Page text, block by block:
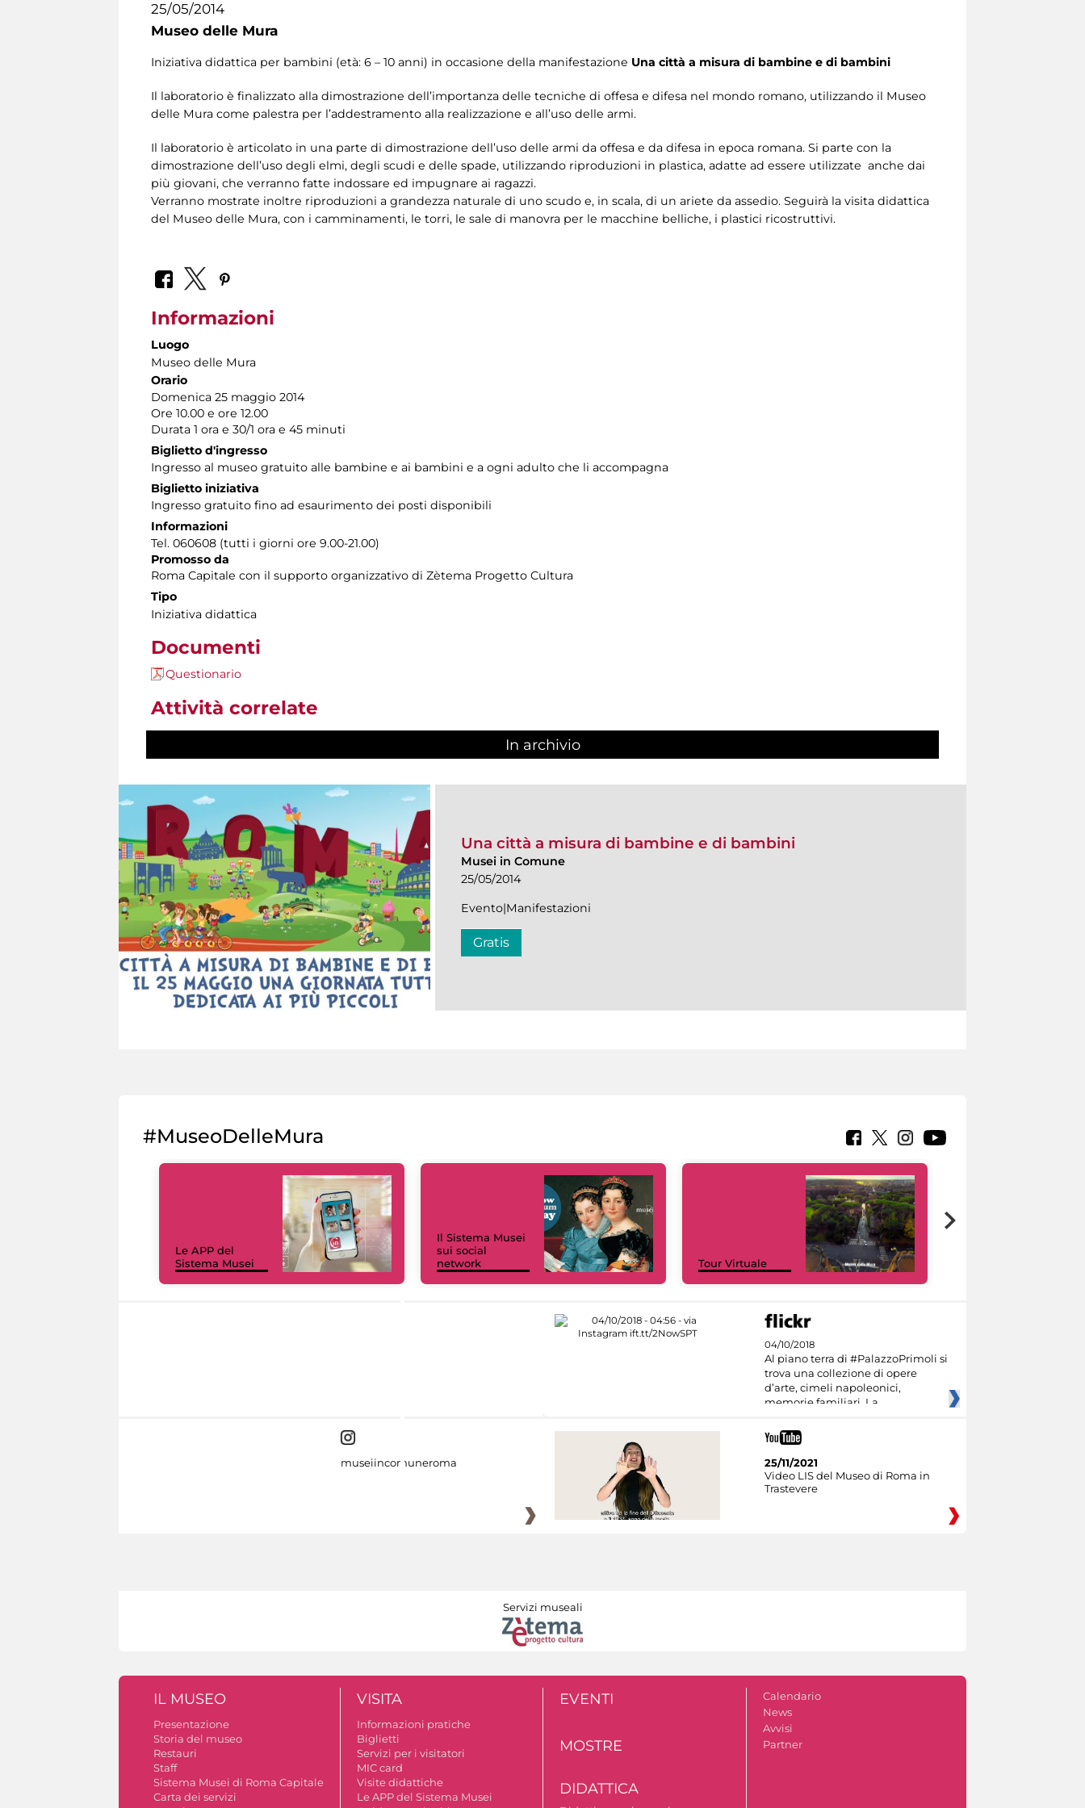
25/05/2014
Museo delle Mura
Iniziativa didattica per bambini (età: 6 – 10 anni) in occasione della manifestazione Una città a misura di bambine e di bambini
Il laboratorio è finalizzato alla dimostrazione dell’importanza delle tecniche di offesa e difesa nel mondo romano, utilizzando il Museo
delle Mura come palestra per l’addestramento alla realizzazione e all’uso delle armi.
Il laboratorio è articolato in una parte di dimostrazione dell’uso delle armi da offesa e da difesa in epoca romana. Si parte con la
dimostrazione dell’uso degli elmi, degli scudi e delle spade, utilizzando riproduzioni in plastica, adatte ad essere utilizzate anche dai
più giovani, che verranno fatte indossare ed impugnare ai ragazzi.
Verranno mostrate inoltre riproduzioni a grandezza naturale di uno scudo e, in scala, di un ariete da assedio. Seguirà la visita didattica
del Museo delle Mura, con i camminamenti, le torri, le sale di manovra per le macchine belliche, i plastici ricostruttivi.
Informazioni
Luogo
Museo delle Mura
Orario
Domenica 25 maggio 2014
Ore 10.00 e ore 12.00
Durata 1 ora e 30/1 ora e 45 minuti
Biglietto d'ingresso
Ingresso al museo gratuito alle bambine e ai bambini e a ogni adulto che li accompagna
Biglietto iniziativa
Ingresso gratuito fino ad esaurimento dei posti disponibili
Informazioni
Tel. 060608 (tutti i giorni ore 9.00-21.00)
Promosso da
Roma Capitale con il supporto organizzativo di Zètema Progetto Cultura
Tipo
Iniziativa didattica
Documenti
Questionario
Attività correlate
In archivio
Una città a misura di bambine e di bambini
Musei in Comune
25/05/2014
Evento|Manifestazioni
Gratis
#MuseoDelleMura
Le APP del
Sistema Musei
Il Sistema Musei
sui social
network
Tour Virtuale
04/10/2018
Al piano terra di #PalazzoPrimoli si
trova una collezione di opere
d’arte, cimeli napoleonici,
memorie familiari. La
museiincomuneroma
25/11/2021
Video LIS del Museo di Roma in
Trastevere
Servizi museali
IL MUSEO
Presentazione
Storia del museo
Restauri
Staff
Sistema Musei di Roma Capitale
Carta dei servizi
VISITA
Informazioni pratiche
Biglietti
Servizi per i visitatori
MIC card
Visite didattiche
Le APP del Sistema Musei
EVENTI
MOSTRE
DIDATTICA
Calendario
News
Avvisi
Partner